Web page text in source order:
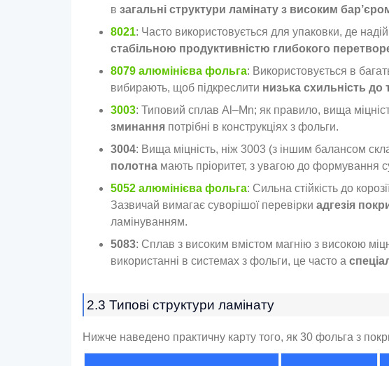
в загальні структури ламінату з високим
8021: Часто використовується для упаковки, де
стабільною продуктивністю глибокого
8079 алюмінієва фольга: Використовується в
вибирають, щоб підкреслити низька схильність до
3003: Типовий сплав Al–Mn; як правило, вища
зминання потрібні в конструкціях з фольги.
3004: Вища міцність, ніж 3003 (з іншим балансом
полотна мають пріоритет, з увагою до формування
5052 алюмінієва фольга: Сильна стійкість до
Зазвичай вимагає суворішої перевірки адгезія
ламінуванням.
5083: Сплав з високим вмістом магнію з високою
використанні в системах з фольги, це часто а
2.3 Типові структури ламінату
Нижче наведено практичну карту того, як 30 фольга з